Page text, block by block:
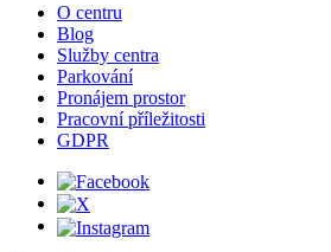
O centru
Blog
Služby centra
Parkování
Pronájem prostor
Pracovní příležitosti
GDPR